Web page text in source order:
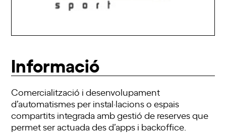
Informació
Comercialització i desenvolupament
d’automatismes per instal·lacions o espais
compartits integrada amb gestió de reserves que
permet ser actuada des d’apps i backoffice.